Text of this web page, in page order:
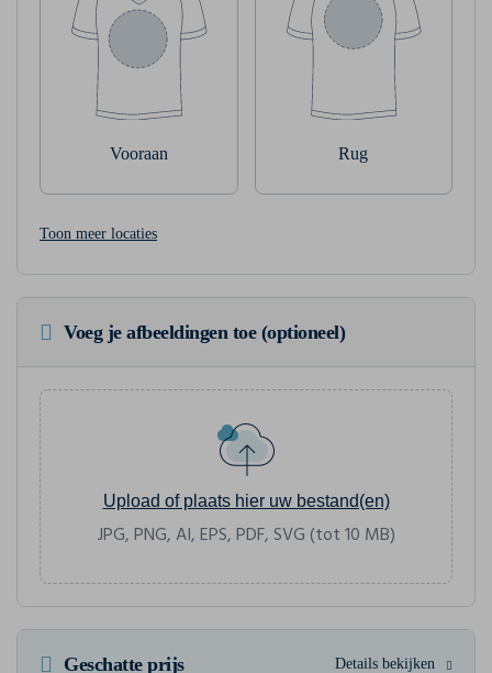
Vooraan Rug
Toon meer locaties
Voeg je afbeeldingen toe (optioneel)
Upload of plaats hier uw bestand(en)
JPG, PNG, AI, EPS, PDF, SVG (tot 10 MB)
Geschatte prijs Details bekijken